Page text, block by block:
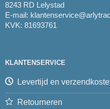
8243 RD Lelystad
E-mail:
KVK: 81693761
KLANTENSERVICE
Levertijd en
Retourneren